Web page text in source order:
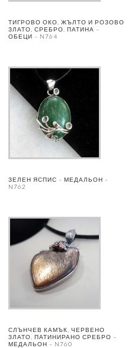
ТИГРОВО ОКО, ЖЪЛТО И РОЗОВО
ЗЛАТО, СРЕБРО, ПАТИНА –
ОБЕЦИ – N764
ЗЕЛЕН ЯСПИС – МЕДАЛЬОН –
N762
СЛЪНЧЕВ КАМЪК, ЧЕРВЕНО
ЗЛАТО, ПАТИНИРАНО СРЕБРО –
МЕДАЛЬОН – N760